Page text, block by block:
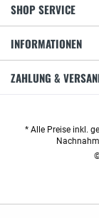
SHOP SERVICE
INFORMATIONEN
ZAHLUNG &
* Alle Preise inkl.